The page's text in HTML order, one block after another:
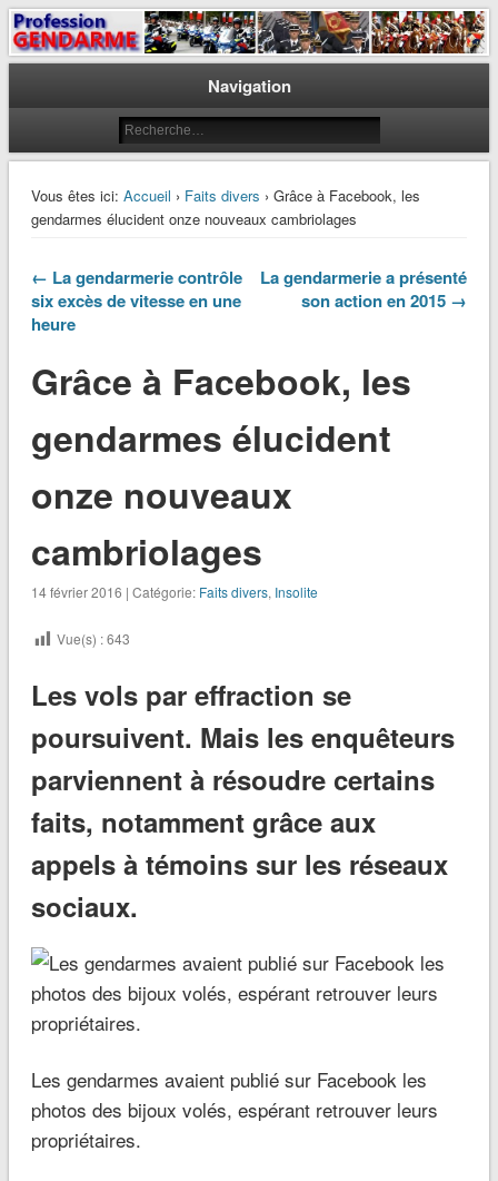
Profession Gendarme
Le journal des gendarmes
Navigation
Vous êtes ici: Accueil › Faits divers › Grâce à Facebook, les
gendarmes élucident onze nouveaux cambriolages
← La gendarmerie contrôle
six excès de vitesse en une
heure
La gendarmerie a présenté
son action en 2015 →
Grâce à Facebook, les
gendarmes élucident
onze nouveaux
cambriolages
14 février 2016 | Catégorie: Faits divers, Insolite
Vue(s) :643
Les vols par effraction se
poursuivent. Mais les enquêteurs
parviennent à résoudre certains
faits, notamment grâce aux
appels à témoins sur les réseaux
sociaux.
Les gendarmes avaient publié sur Facebook les
photos des bijoux volés, espérant retrouver leurs
propriétaires.